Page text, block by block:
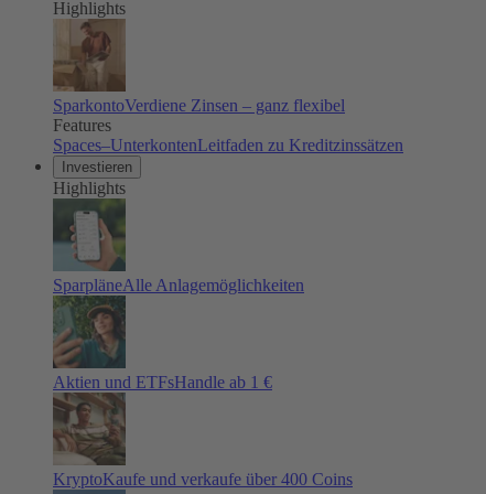
Highlights
SparkontoVerdiene Zinsen – ganz flexibel
Features
Spaces–UnterkontenLeitfaden zu Kreditzinssätzen
Investieren
Highlights
SparpläneAlle Anlagemöglichkeiten
Aktien und ETFsHandle ab 1 €
KryptoKaufe und verkaufe über 400 Coins